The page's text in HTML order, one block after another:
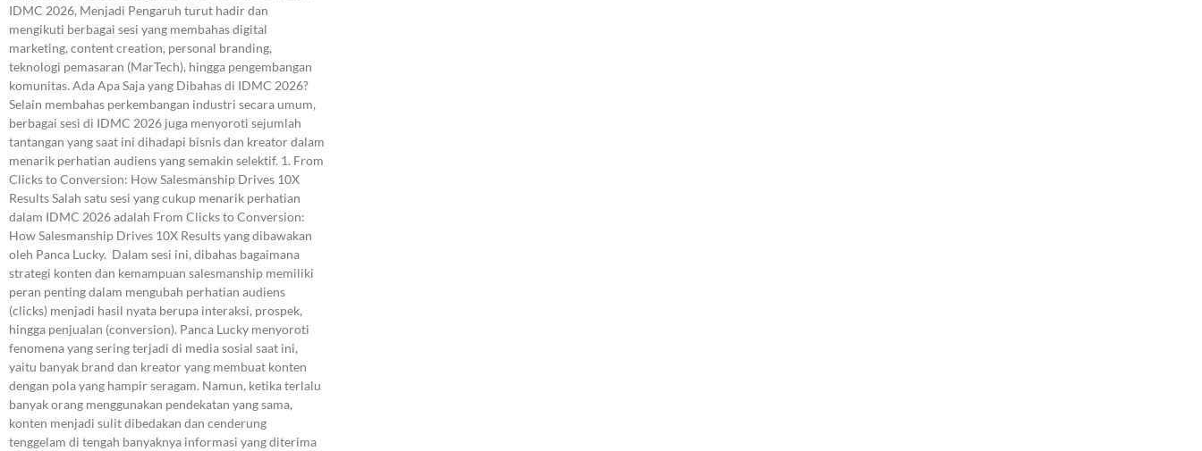
IDMC 2026, Menjadi Pengaruh turut hadir dan
mengikuti berbagai sesi yang membahas digital
marketing, content creation, personal branding,
teknologi pemasaran (MarTech), hingga pengembangan
komunitas. Ada Apa Saja yang Dibahas di IDMC 2026?
Selain membahas perkembangan industri secara umum,
berbagai sesi di IDMC 2026 juga menyoroti sejumlah
tantangan yang saat ini dihadapi bisnis dan kreator dalam
menarik perhatian audiens yang semakin selektif. 1. From
Clicks to Conversion: How Salesmanship Drives 10X
Results Salah satu sesi yang cukup menarik perhatian
dalam IDMC 2026 adalah From Clicks to Conversion:
How Salesmanship Drives 10X Results yang dibawakan
oleh Panca Lucky. Dalam sesi ini, dibahas bagaimana
strategi konten dan kemampuan salesmanship memiliki
peran penting dalam mengubah perhatian audiens
(clicks) menjadi hasil nyata berupa interaksi, prospek,
hingga penjualan (conversion). Panca Lucky menyoroti
fenomena yang sering terjadi di media sosial saat ini,
yaitu banyak brand dan kreator yang membuat konten
dengan pola yang hampir seragam. Namun, ketika terlalu
banyak orang menggunakan pendekatan yang sama,
konten menjadi sulit dibedakan dan cenderung
tenggelam di tengah banyaknya informasi yang diterima